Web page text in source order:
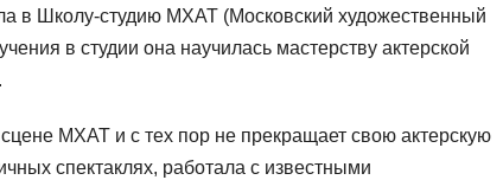
в Школу-студию МХАТ (Московский художественный
в студии она научилась мастерству актерской
МХАТ и с тех пор не прекращает свою актерскую
спектаклях, работала с известными